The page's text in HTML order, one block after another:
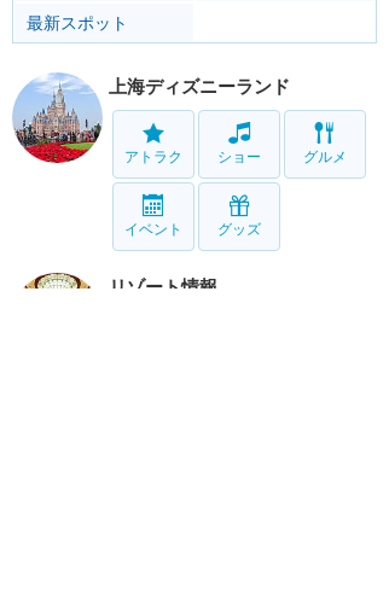
最新スポット
上海ディズニーランド
アトラク ショー グルメ
イベント グッズ
リゾート情報